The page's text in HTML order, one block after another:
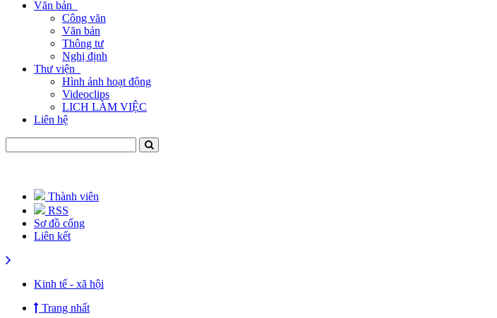
Văn bản
Công văn
Văn bản
Thông tư
Nghị định
Thư viện
Hình ảnh hoạt động
Videoclips
LICH LÀM VIỆC
Liên hệ
Thành viên
RSS
Sơ đồ cổng
Liên kết
Kinh tế - xã hội
Trang nhất